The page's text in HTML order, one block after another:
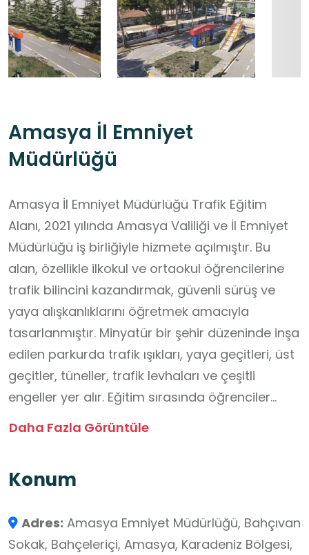
Amasya İl Emniyet
Müdürlüğü
Amasya İl Emniyet Müdürlüğü Trafik Eğitim
Alanı, 2021 yılında Amasya Valiliği ve İl Emniyet
Müdürlüğü iş birliğiyle hizmete açılmıştır. Bu
alan, özellikle ilkokul ve ortaokul öğrencilerine
trafik bilincini kazandırmak, güvenli sürüş ve
yaya alışkanlıklarını öğretmek amacıyla
tasarlanmıştır. Minyatür bir şehir düzeninde inşa
edilen parkurda trafik ışıkları, yaya geçitleri, üst
geçitler, tüneller, trafik levhaları ve çeşitli
engeller yer alır. Eğitim sırasında öğrenciler
bisiklet, akülü araç ve geleneksel araçlarla
Acil Sağlık ve İtfaiye birimleriyle iş birliği
eğitimleri de verilmektedir. 2023 yılı itibarıyla
eğitim alanında 14.840 öğrenciye trafik eğitimi
Daha Fazla Görüntüle
Konum
Adres: Amasya Emniyet Müdürlüğü, Bahçıvan
Sokak, Bahçeleriçi, Amasya, Karadeniz Bölgesi,